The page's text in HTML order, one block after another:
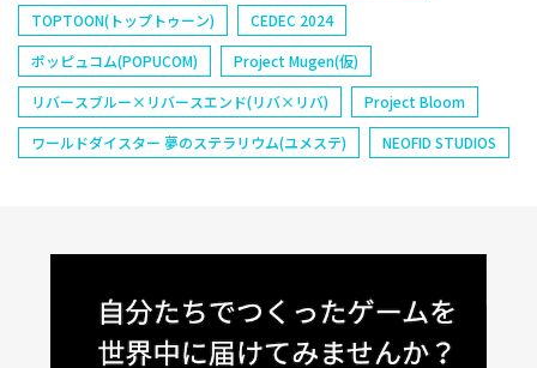
TOPTOON(トップトゥーン)
CEDEC 2024
ポッピュコム(POPUCOM)
Project Mugen(仮)
リバースブルー×リバースエンド(リバ×リバ)
Project Bloom
ワールドダイスター 夢のステラリウム(ユメステ)
NEOFID STUDIOS